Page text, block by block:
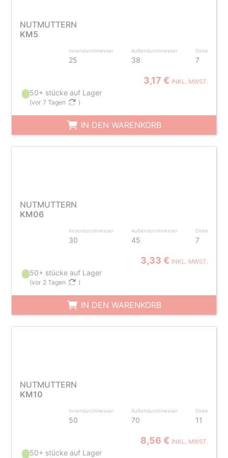
NUTMUTTERN
KM5
Innendurchmesser
25
Außendurchmesser
38
Dicke
7
3,17 € INKL. MWST.
50+ stücke auf Lager
(vor 7 Tagen )
IN DEN WARENKORB
NUTMUTTERN
KM06
Innendurchmesser
30
Außendurchmesser
45
Dicke
7
3,33 € INKL. MWST.
50+ stücke auf Lager
(vor 2 Tagen )
IN DEN WARENKORB
NUTMUTTERN
KM10
Innendurchmesser
50
Außendurchmesser
70
Dicke
11
8,56 € INKL. MWST.
50+ stücke auf Lager